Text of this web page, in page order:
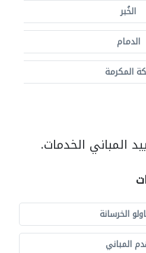
الخُبر
الدمام
المكرمة
المباني الخدمات.
الخرسانة
المباني